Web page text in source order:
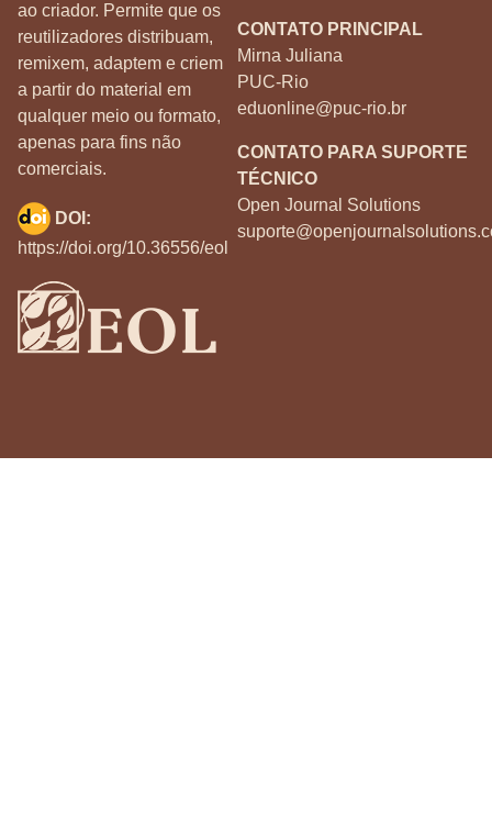
ao criador. Permite que os
reutilizadores distribuam,
remixem, adaptem e criem
a partir do material em
qualquer meio ou formato,
apenas para fins não
comerciais.
CONTATO PRINCIPAL
Mirna Juliana
PUC-Rio
eduonline@puc-rio.br
CONTATO PARA SUPORTE
TÉCNICO
Open Journal Solutions
DOI:
https://doi.org/10.36556/eol